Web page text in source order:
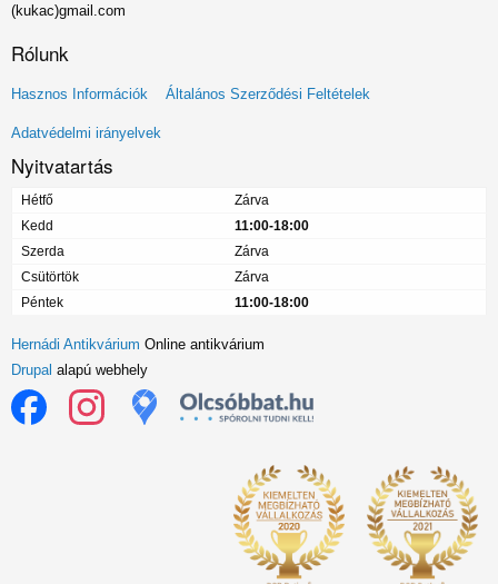
(kukac)gmail.com
Rólunk
Lábléc
menü
Hasznos Információk Általános Szerződési Feltételek
Adatvédelmi irányelvek
Nyitvatartás
Hétfő
Zárva
Kedd
11:00-18:00
Szerda
Zárva
Csütörtök
Zárva
Péntek
11:00-18:00
Hernádi Antikvárium Online antikvárium
Drupal alapú webhely